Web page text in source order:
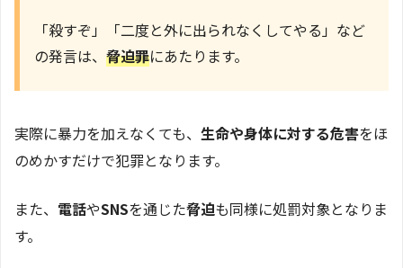
「殺すぞ」「二度と外に出られなくしてやる」など
の発言は、 脅迫罪にあたります。
実際に暴力を加えなくても、 生命や身体に対する危害をほ
のめかすだけで犯罪となります。
また、 電話やSNSを通じた脅迫も同様に処罰対象となりま
す。